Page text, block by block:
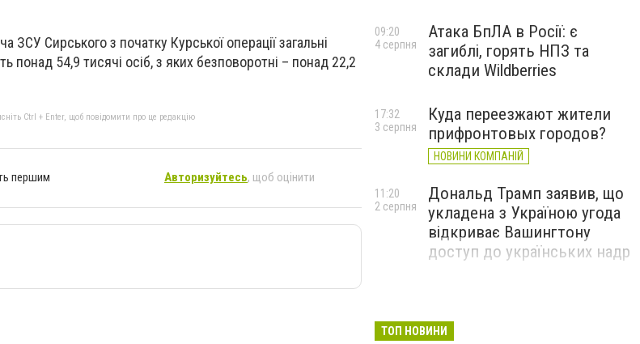
Сирського з початку Курської операції загальні
понад 54,9 тисячі осіб, з яких безповоротні – понад 22,2
Ctrl + Enter, щоб повідомити про це редакцію
першим Авторизуйтесь, щоб оцінити
Атака БпЛА в Росії: є
загиблі, горять НПЗ та
склади Wildberries
09:20
4 серпня
Куда переезжают жители
прифронтовых городов?
НОВИНИ КОМПАНІЙ
17:32
3 серпня
Дональд Трамп заявив, що
укладена з Україною угода
відкриває Вашингтону
доступ до українських надр
11:20
2 серпня
ТОП НОВИНИ